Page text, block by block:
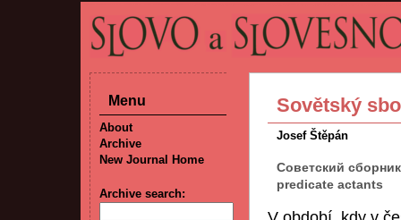
Sovětský
Josef Štěpán
Советский
predicate actants
Menu
About
Archive
New Journal Home
Archive search: